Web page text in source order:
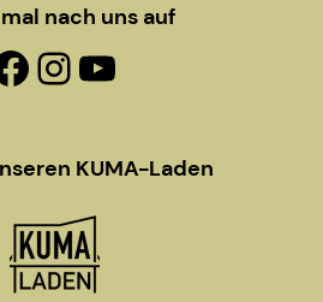
nach uns auf
Fanpage
Instagram
YouTube
KUMA-Laden